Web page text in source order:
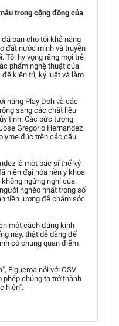
trong cộng đồng của
đã ban cho tôi khả năng
đất nước mình và truyền
Tôi hy vọng rằng mọi trẻ
phẩm nghệ thuật của
kiên trì, kỷ luật và làm
hãng Play Doh và các
sang các chất liệu
tinh. Các bức tượng
Gregorio Hernandez
đúc trên các cấu
là một bác sĩ thế kỷ
hiện đại hóa nền y khoa
ngừng nghỉ của
nghèo nhất trong số
tiền lương để chăm sóc
một cách đáng kinh
này, thật dễ dàng để
có chung quan điểm
Figueroa nói với OSV
phép chúng ta trở thành
hiện".